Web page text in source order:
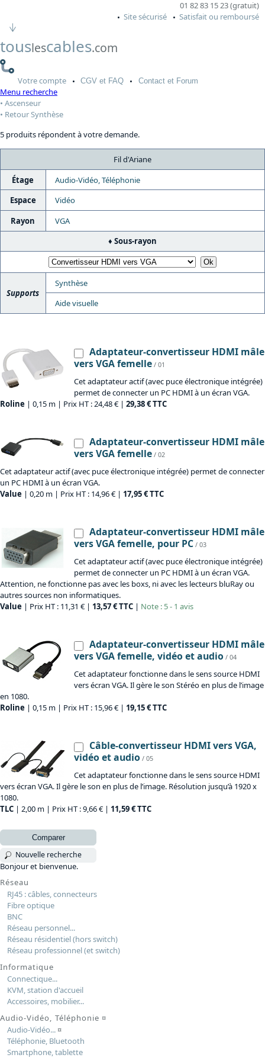
01 82 83 15 23 (gratuit)
Site sécurisé
Satisfait ou remboursé
touslescables.com
Votrecompte CGV et FAQ Contactet Forum
Menu recherche
Ascenseur
Retour Synthèse
5 produits répondent à votre demande.
Fil d'Ariane
Étage
Audio-Vidéo, Téléphonie
Espace
Vidéo
Rayon
VGA
Sous-rayon
Supports
Synthèse
Aide visuelle
Adaptateur-convertisseur HDMI mâle
vers VGA femelle / 01
Cet adaptateur actif (avec puce électronique intégrée)
permet de connecter un PC HDMI à un écran VGA.
Roline | 0,15 m | Prix HT : 24,48 € | 29,38 € TTC
Adaptateur-convertisseur HDMI mâle
vers VGA femelle / 02
Cet adaptateur actif (avec puce électronique intégrée) permet de connecter
un PC HDMI à un écran VGA.
Value | 0,20 m | Prix HT : 14,96 € | 17,95 € TTC
Adaptateur-convertisseur HDMI mâle
vers VGA femelle, pour PC / 03
Cet adaptateur actif (avec puce électronique intégrée)
permet de connecter un PC HDMI à un écran VGA.
Attention, ne fonctionne pas avec les boxs, ni avec les lecteurs bluRay ou
autres sources non informatiques.
Value | Prix HT : 11,31 € | 13,57 € TTC | Note : 5 - 1 avis
Adaptateur-convertisseur HDMI mâle
vers VGA femelle, vidéo et audio / 04
Cet adaptateur fonctionne dans le sens source HDMI
vers écran VGA. Il gère le son Stéréo en plus de l’image
en 1080.
Roline | 0,15 m | Prix HT : 15,96 € | 19,15 € TTC
Câble-convertisseur HDMI vers VGA,
vidéo et audio / 05
Cet adaptateur fonctionne dans le sens source HDMI
vers écran VGA. Il gère le son en plus de l’image. Résolution jusqu’à 1920 x
1080.
TLC | 2,00 m | Prix HT : 9,66 € | 11,59 € TTC
Comparer
Nouvelle recherche
Bonjour et bienvenue.
Réseau
RJ45 : câbles, connecteurs
Fibre optique
BNC
Réseau personnel...
Réseau résidentiel (hors switch)
Réseau professionnel (et switch)
Informatique
Connectique...
KVM, station d'accueil
Accessoires, mobilier...
Audio-Vidéo, Téléphonie ¤
Audio-Vidéo...¤
Téléphonie, Bluetooth
Smartphone, tablette